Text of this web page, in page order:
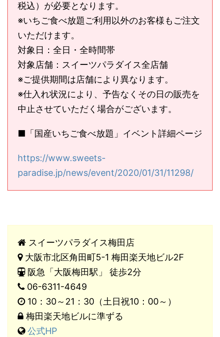
税込）が必要となります。
※いちご食べ放題ご利用以外のお客様もご注文
いただけます。
対象日：全日・全時間帯
対象店舗：スイーツパラダイス全店舗
※ご提供期間は店舗により異なります。
※仕入れ状況により、予告なくその日の販売を
中止させていただく場合がございます。
■「国産いちご食べ放題」イベント詳細ページ
https://www.sweets-
paradise.jp/news/event/2020/01/31/11298/
スイーツパラダイス梅田店
大阪市北区角田町5-1 梅田楽天地ビル2F
阪急「大阪梅田駅」 徒歩2分
06-6311-4649
10：30～21：30（土日祝10：00～）
梅田楽天地ビルに準ずる
公式HP